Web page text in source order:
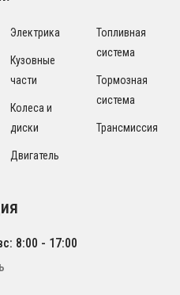
Электрика
Кузовные
части
Колеса и
диски
Двигатель
Топливная
система
Тормозная
система
Трансмиссия
8:00 - 17:00